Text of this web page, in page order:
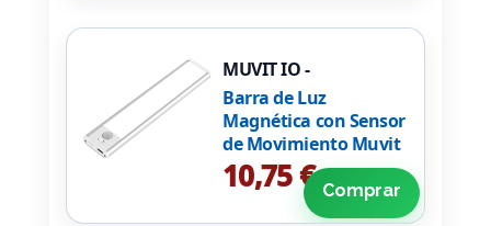
MUVIT IO -
MIOCAB001
Barra de Luz
Magnética con Sensor
de Movimiento Muvit
iO MIOCAB001/ 3
Modos de Luz/ con
Batería/ Blanca
10,75 € Comprar